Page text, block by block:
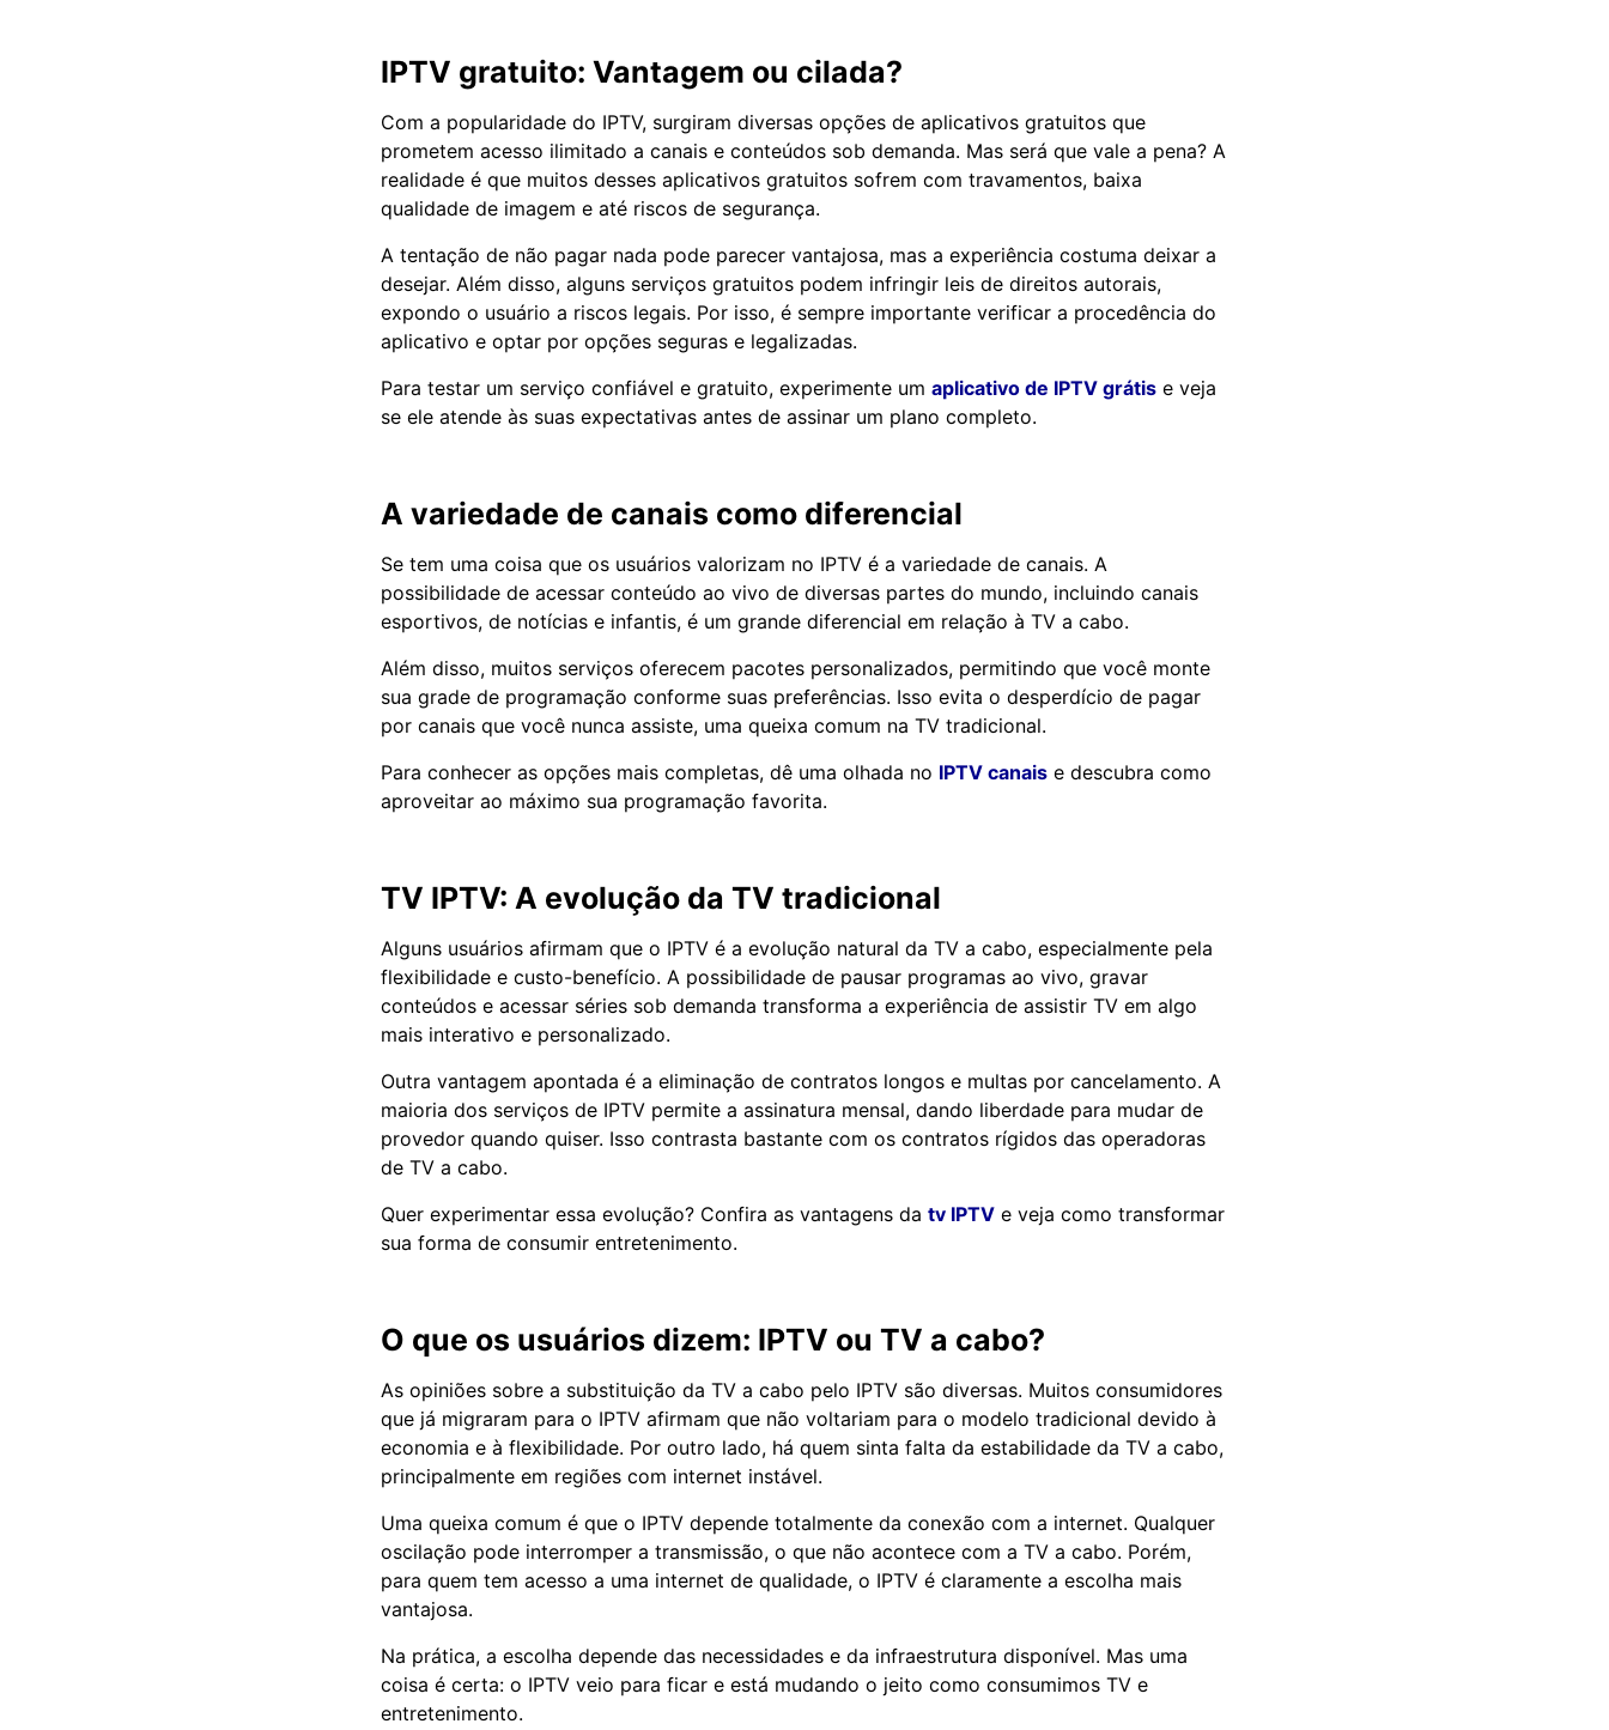
IPTV gratuito: Vantagem ou cilada?
Com a popularidade do IPTV, surgiram diversas opções de aplicativos gratuitos que
prometem acesso ilimitado a canais e conteúdos sob demanda. Mas será que vale a pena? A
realidade é que muitos desses aplicativos gratuitos sofrem com travamentos, baixa
qualidade de imagem e até riscos de segurança.
A tentação de não pagar nada pode parecer vantajosa, mas a experiência costuma deixar a
desejar. Além disso, alguns serviços gratuitos podem infringir leis de direitos autorais,
expondo o usuário a riscos legais. Por isso, é sempre importante verificar a procedência do
aplicativo e optar por opções seguras e legalizadas.
Para testar um serviço confiável e gratuito, experimente um aplicativo de IPTV grátis e veja
se ele atende às suas expectativas antes de assinar um plano completo.
A variedade de canais como diferencial
Se tem uma coisa que os usuários valorizam no IPTV é a variedade de canais. A
possibilidade de acessar conteúdo ao vivo de diversas partes do mundo, incluindo canais
esportivos, de notícias e infantis, é um grande diferencial em relação à TV a cabo.
Além disso, muitos serviços oferecem pacotes personalizados, permitindo que você monte
sua grade de programação conforme suas preferências. Isso evita o desperdício de pagar
por canais que você nunca assiste, uma queixa comum na TV tradicional.
Para conhecer as opções mais completas, dê uma olhada no IPTV canais e descubra como
aproveitar ao máximo sua programação favorita.
TV IPTV: A evolução da TV tradicional
Alguns usuários afirmam que o IPTV é a evolução natural da TV a cabo, especialmente pela
flexibilidade e custo-benefício. A possibilidade de pausar programas ao vivo, gravar
conteúdos e acessar séries sob demanda transforma a experiência de assistir TV em algo
mais interativo e personalizado.
Outra vantagem apontada é a eliminação de contratos longos e multas por cancelamento. A
maioria dos serviços de IPTV permite a assinatura mensal, dando liberdade para mudar de
provedor quando quiser. Isso contrasta bastante com os contratos rígidos das operadoras
de TV a cabo.
Quer experimentar essa evolução? Confira as vantagens da tv IPTV e veja como transformar
sua forma de consumir entretenimento.
O que os usuários dizem: IPTV ou TV a cabo?
As opiniões sobre a substituição da TV a cabo pelo IPTV são diversas. Muitos consumidores
que já migraram para o IPTV afirmam que não voltariam para o modelo tradicional devido à
economia e à flexibilidade. Por outro lado, há quem sinta falta da estabilidade da TV a cabo,
principalmente em regiões com internet instável.
Uma queixa comum é que o IPTV depende totalmente da conexão com a internet. Qualquer
oscilação pode interromper a transmissão, o que não acontece com a TV a cabo. Porém,
para quem tem acesso a uma internet de qualidade, o IPTV é claramente a escolha mais
vantajosa.
Na prática, a escolha depende das necessidades e da infraestrutura disponível. Mas uma
coisa é certa: o IPTV veio para ficar e está mudando o jeito como consumimos TV e
entretenimento.